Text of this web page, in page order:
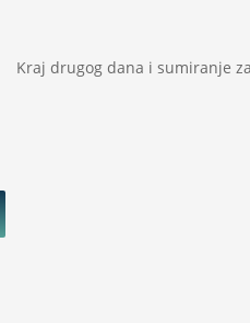
Kraj drugog dana i sumiranje